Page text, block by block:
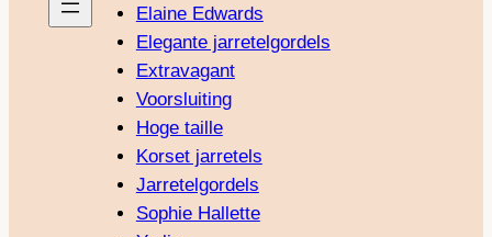
Elaine Edwards
Elegante jarretelgordels
Extravagant
Voorsluiting
Hoge taille
Korset jarretels
Jarretelgordels
Sophie Hallette